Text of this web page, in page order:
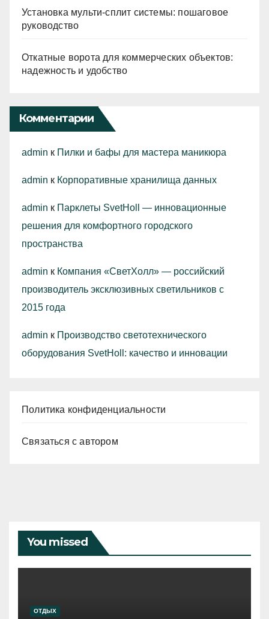
Установка мульти-сплит системы: пошаговое
руководство
Откатные ворота для коммерческих объектов:
надежность и удобство
Комментарии
admin к Пилки и бафы для мастера маникюра
admin к Корпоративные хранилища данных
admin к Парклеты SvetHoll — инновационные
решения для комфортного городского
пространства
admin к Компания «СветХолл» — российский
производитель эксклюзивных светильников с
2015 года
admin к Производство светотехнического
оборудования SvetHoll: качество и инновации
Политика конфиденциальности
Связаться с автором
You missed
ОТДЫХ